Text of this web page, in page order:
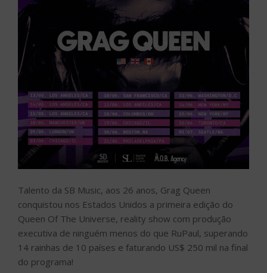
Talento da SB Music, aos 26 anos, Grag Queen
conquistou nos Estados Unidos a primeira edição do
Queen Of The Universe, reality show com produção
executiva de ninguém menos do que RuPaul, superando
14 rainhas de 10 países e faturando US$ 250 mil na final
do programa!